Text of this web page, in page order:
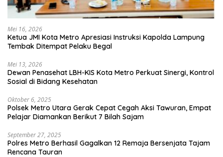
Mei 16, 2026
Ketua JMI Kota Metro Apresiasi Instruksi Kapolda Lampung
Tembak Ditempat Pelaku Begal
Mei 13, 2026
Dewan Penasehat LBH-KIS Kota Metro Perkuat Sinergi, Kontrol
Sosial di Bidang Kesehatan
Oktober 6, 2025
Polsek Metro Utara Gerak Cepat Cegah Aksi Tawuran, Empat
Pelajar Diamankan Berikut 7 Bilah Sajam
September 27, 2025
Polres Metro Berhasil Gagalkan 12 Remaja Bersenjata Tajam
Rencana Tauran